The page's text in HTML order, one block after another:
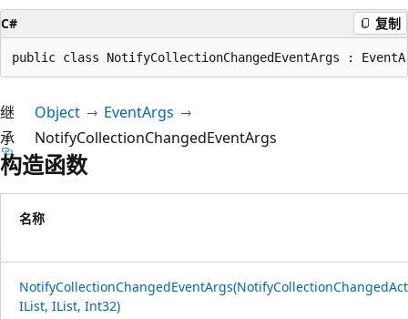
C# 复制
public class NotifyCollectionChangedEventArgs :
继
承
Object
EventArgs
NotifyCollectionChangedEventArgs
构造函数
名称
IList, IList, Int32)